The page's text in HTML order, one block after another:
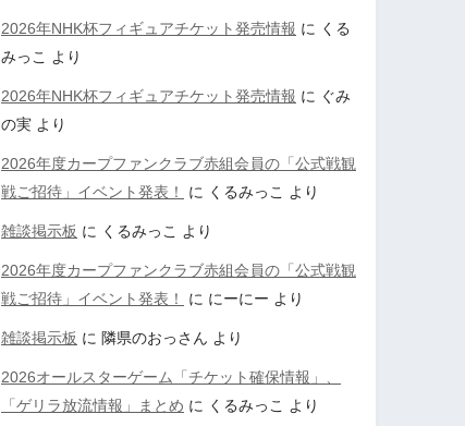
2026年NHK杯フィギュアチケット発売情報 に くる
みっこ より
2026年NHK杯フィギュアチケット発売情報 に ぐみ
の実 より
2026年度カープファンクラブ赤組会員の「公式戦観
戦ご招待」イベント発表！
に くるみっこ より
雑談掲示板 に くるみっこ より
2026年度カープファンクラブ赤組会員の「公式戦観
戦ご招待」イベント発表！
に にーにー より
雑談掲示板 に 隣県のおっさん より
2026オールスターゲーム「チケット確保情報」、
「ゲリラ放流情報」まとめ に くるみっこ より